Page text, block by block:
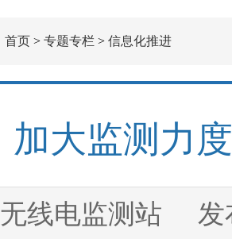
首页 > 专题专栏 > 信息化推进
加大监测力
无线电监测站 发